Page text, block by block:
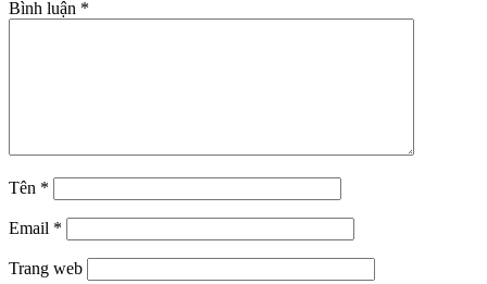
Bình luận *
Tên *
Email *
Trang web